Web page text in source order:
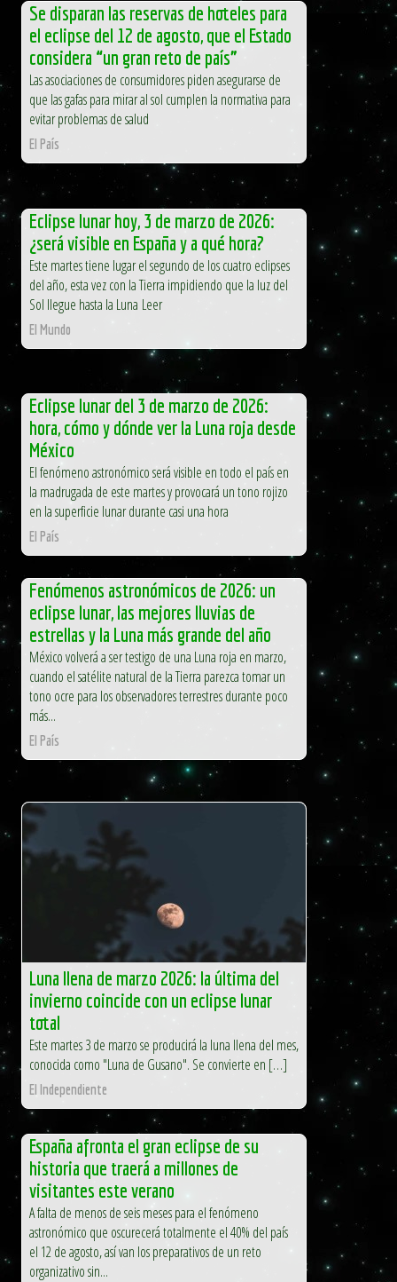
Se disparan las reservas de hoteles para
el eclipse del 12 de agosto, que el Estado
considera “un gran reto de país”
Las asociaciones de consumidores piden asegurarse de
que las gafas para mirar al sol cumplen la normativa para
evitar problemas de salud
El País
Eclipse lunar hoy, 3 de marzo de 2026:
¿será visible en España y a qué hora?
Este martes tiene lugar el segundo de los cuatro eclipses
del año, esta vez con la Tierra impidiendo que la luz del
Sol llegue hasta la Luna Leer
El Mundo
Eclipse lunar del 3 de marzo de 2026:
hora, cómo y dónde ver la Luna roja desde
México
El fenómeno astronómico será visible en todo el país en
la madrugada de este martes y provocará un tono rojizo
en la superficie lunar durante casi una hora
El País
Fenómenos astronómicos de 2026: un
eclipse lunar, las mejores lluvias de
estrellas y la Luna más grande del año
México volverá a ser testigo de una Luna roja en marzo,
cuando el satélite natural de la Tierra parezca tomar un
tono ocre para los observadores terrestres durante poco
más...
El País
Luna llena de marzo 2026: la última del
invierno coincide con un eclipse lunar
total
Este martes 3 de marzo se producirá la luna llena del mes,
conocida como "Luna de Gusano". Se convierte en […]
El Independiente
España afronta el gran eclipse de su
historia que traerá a millones de
visitantes este verano
A falta de menos de seis meses para el fenómeno
astronómico que oscurecerá totalmente el 40% del país
el 12 de agosto, así van los preparativos de un reto
organizativo sin...